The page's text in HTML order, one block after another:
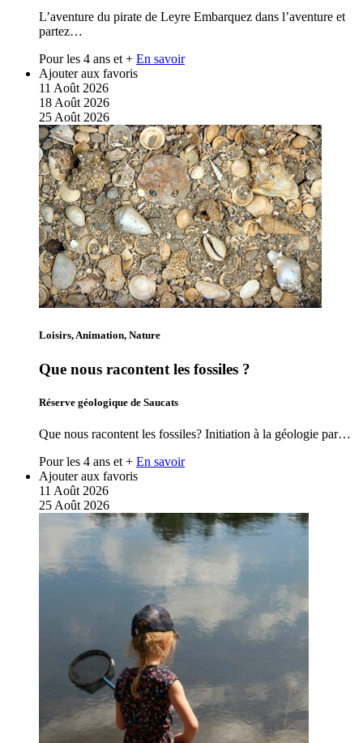
L’aventure du pirate de Leyre Embarquez dans l’aventure et
partez…
Pour les 4 ans et + En savoir
Ajouter aux favoris
11 Août 2026
18 Août 2026
25 Août 2026
Loisirs, Animation, Nature
Que nous racontent les fossiles ?
Réserve géologique de Saucats
Que nous racontent les fossiles? Initiation à la géologie par…
Pour les 4 ans et + En savoir
Ajouter aux favoris
11 Août 2026
25 Août 2026